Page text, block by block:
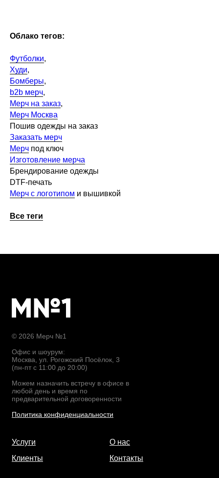
Облако тегов:
Футболки,
Худи,
Бомберы,
b2b мерч,
Мерч на заказ,
Мерч Москва
Пошив одежды на заказ
Заказать мерч
Мерч под ключ
Изготовление мерча
Брендирование одежды
DTF-печать
Мерч с логотипом и вышивкой
Все теги
© 2026 Мерч №1
Офис и шоурум:
Москва, ул. Рогожский Посёлок, 3
(пн-пт с 11:00 до 20:00)
Можем назначить встречу в офисе в
любой день и время по
предварительной договоренности
Политика конфиденциальности
Услуги
Клиенты
О нас
Контакты